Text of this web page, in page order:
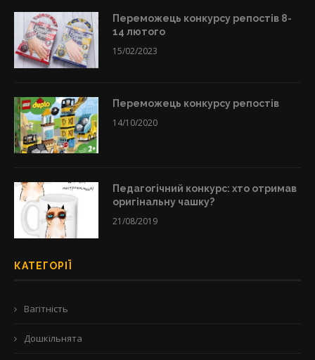
Переможець конкурсу репостів 8-
14 лютого
15/02/2023
Переможець конкурсу репостів
14/10/2020
Педагогічний конкурс: хто отримав
оригінальну чашку?
21/08/2019
КАТЕГОРІЇ
Вагітність
Дошкільнята